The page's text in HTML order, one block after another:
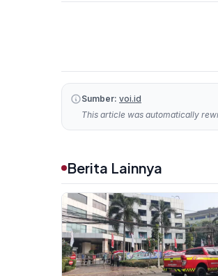
Sumber: voi.id
This article was automatically
Berita Lainnya